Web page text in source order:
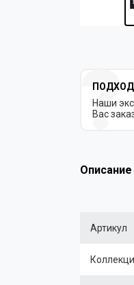
Наши
Вас
Описание
Артикул